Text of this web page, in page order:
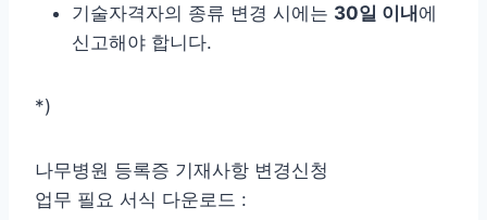
기술자격자의 종류 변경 시에는 30일 이내에
신고해야 합니다.
*)
나무병원 등록증 기재사항 변경신청
업무 필요 서식 다운로드 :